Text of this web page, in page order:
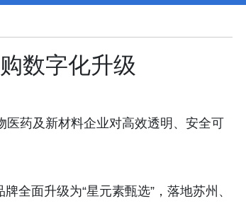
数字化升级
药及新材料企业对高效透明、安全可
全面升级为“星元素甄选”，落地苏州、
校杯”十四届全国校园财会大